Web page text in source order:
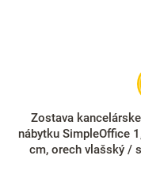
Zostava
nábytku SimpleOffice
cm, orech vlašský /